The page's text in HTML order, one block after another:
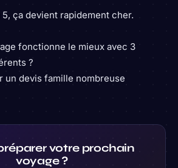
5, ça devient rapidement cher.
fonctionne le mieux avec 3
?
un devis famille nombreuse
votre prochain
voyage ?